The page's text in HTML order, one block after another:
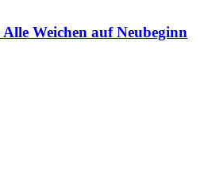
Weichen auf Neubeginn